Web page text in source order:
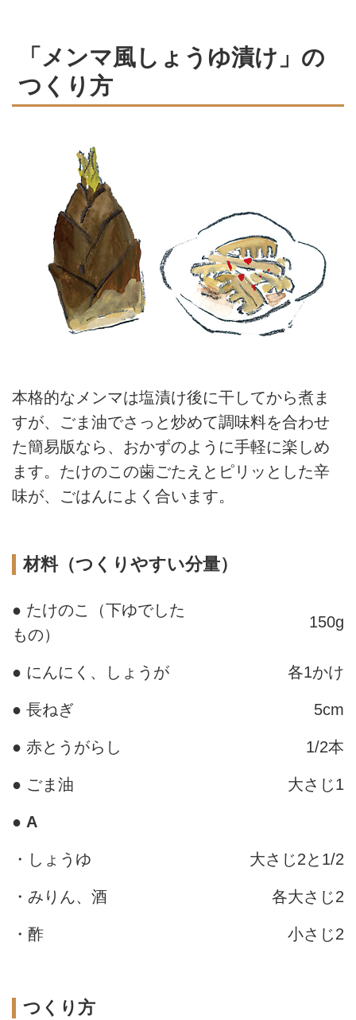
「メンマ風しょうゆ漬け」の
つくり方
本格的なメンマは塩漬け後に干してから煮ま
すが、ごま油でさっと炒めて調味料を合わせ
た簡易版なら、おかずのように手軽に楽しめ
ます。たけのこの歯ごたえとピリッとした辛
味が、ごはんによく合います。
材料（つくりやすい分量）
● たけのこ（下ゆでした
もの）
150g
● にんにく、しょうが 各1かけ
● 長ねぎ 5cm
● 赤とうがらし 1/2本
● ごま油 大さじ1
● A
・しょうゆ 大さじ2と1/2
・みりん、酒 各大さじ2
・酢 小さじ2
つくり方